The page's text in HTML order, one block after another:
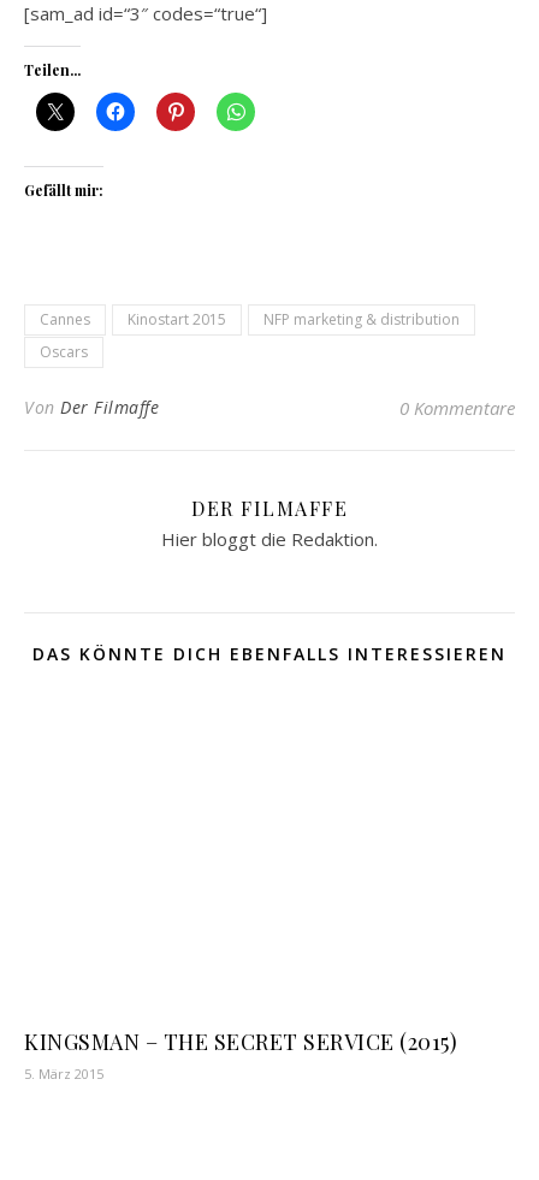
[sam_ad id=“3″ codes=“true“]
Teilen...
Gefällt mir:
Cannes Kinostart 2015
NFP marketing & distribution
Oscars
Von Der Filmaffe 0 Kommentare
DER FILMAFFE
Hier bloggt die Redaktion.
DAS KÖNNTE DICH EBENFALLS INTERESSIEREN
KINGSMAN – THE SECRET SERVICE (2015)
5. März 2015